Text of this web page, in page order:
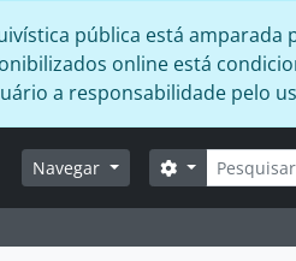
pública está amparada
online está
a responsabilidade pelo
Navegar Buscar
Opções de